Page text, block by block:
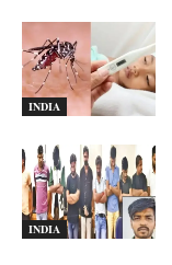
INDIA
INDIA